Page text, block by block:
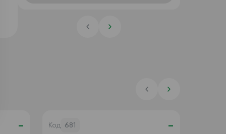
фракційно, C-реактивний білок
- Код 681 -